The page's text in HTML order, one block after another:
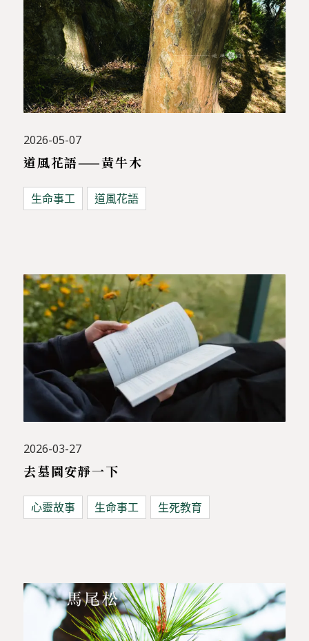
2026-05-07
道風花語——黃牛木
生命事工 道風花語
2026-03-27
去墓園安靜一下
心靈故事 生命事工 生死教育